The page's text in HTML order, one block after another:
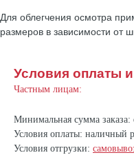
Для облегчения осмотра
размеров в зависимости от
Условия оплаты
Частным лицам:
Минимальная сумма заказа:
Условия оплаты: наличный
Условия отгрузки: